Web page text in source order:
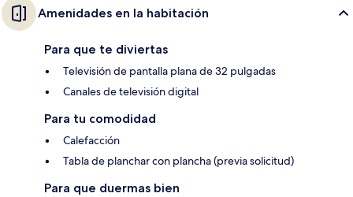
Amenidades en la habitación
Para que te diviertas
Televisión de pantalla plana de 32 pulgadas
Canales de televisión digital
Para tu comodidad
Calefacción
Tabla de planchar con plancha (previa solicitud)
Para que duermas bien